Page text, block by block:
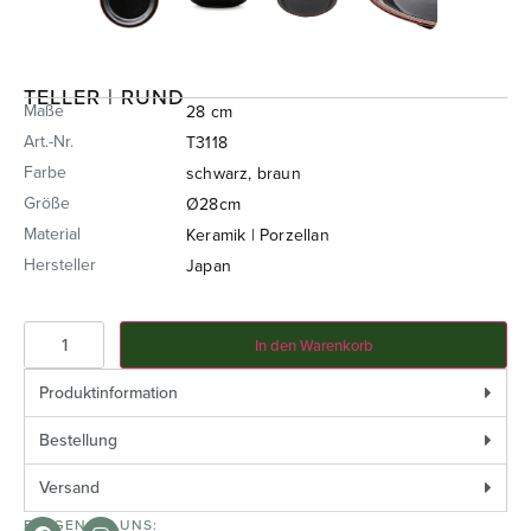
TELLER | RUND
Maße
28 cm
Art.-Nr.
T3118
Farbe
schwarz, braun
Größe
Ø28cm
Material
Keramik | Porzellan
Hersteller
Japan
In den Warenkorb
Produktinformation
Bestellung
Versand
FOLGEN SIE UNS: